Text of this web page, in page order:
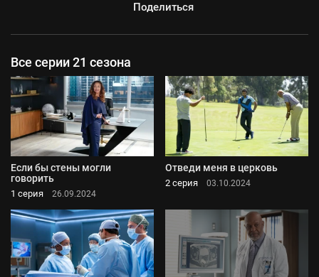
Поделиться
Все серии 21 сезона
Если бы стены могли
говорить
1 серия 26.09.2024
Отведи меня в церковь
2 серия 03.10.2024